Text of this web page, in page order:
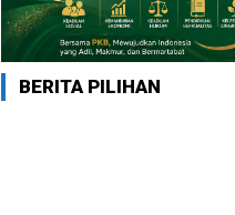
BERITA PILIHAN